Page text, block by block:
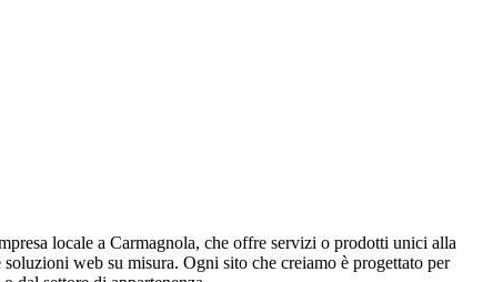
locale a Carmagnola, che offre servizi o prodotti unici alla
web su misura. Ogni sito che creiamo è progettato per